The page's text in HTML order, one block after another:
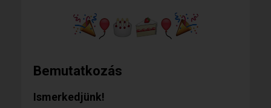
Bemutatkozás
Ismerkedjünk!